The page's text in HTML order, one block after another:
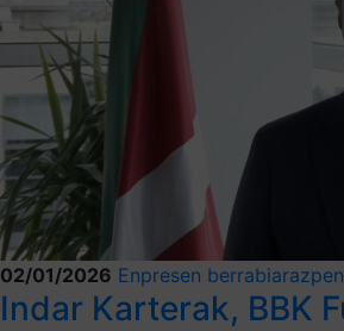
02/01/2026 Enpresen
Indar Karterak, BBK